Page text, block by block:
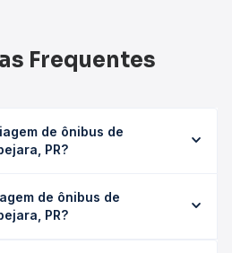
Frequentes
de ônibus de
PR?
podendo variar conforme a
executivo ou
de ônibus de
PR?